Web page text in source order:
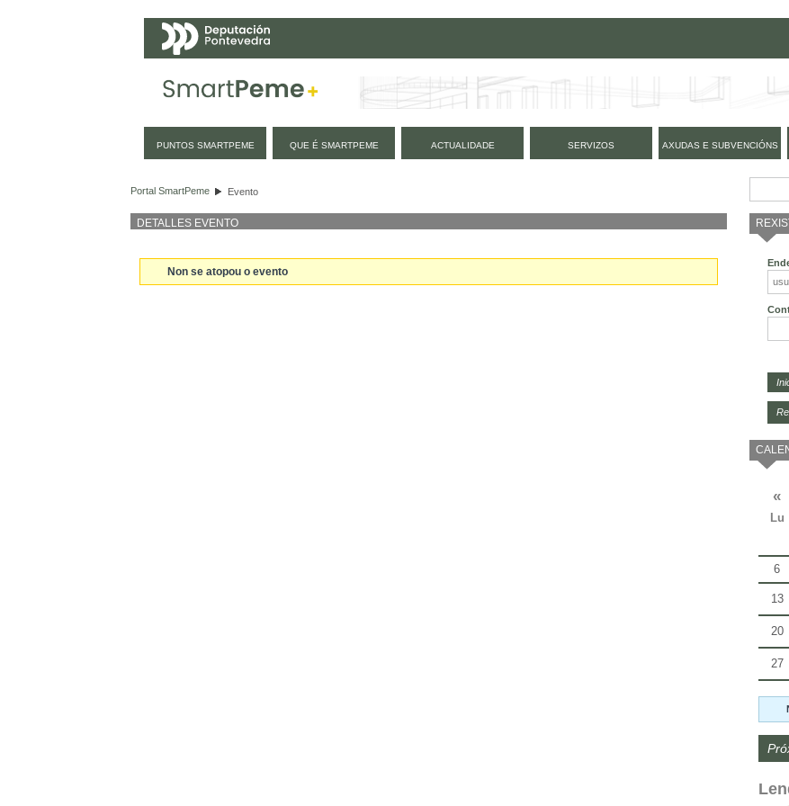
PUNTOS SMARTPEME QUE É SMARTPEME ACTUALIDADE SERVIZOS AXUDAS E SUBVENCIÓNS
Portal SmartPeme Evento
DETALLES EVENTO
Non se atopou o evento
«
Lu
6
13
20
27